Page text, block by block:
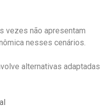
vezes não apresentam
nesses cenários.
alternativas adaptadas